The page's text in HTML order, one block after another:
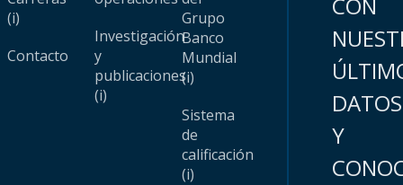
(i)
Contacto
Investigación
y
publicaciones
(i)
Grupo
Banco
Mundial
(i)
Sistema
de
calificación
(i)
DATOS
Y